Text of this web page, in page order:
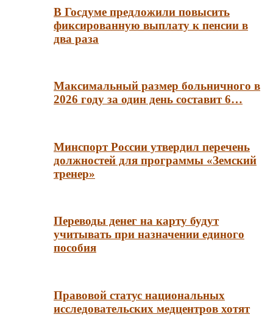
В Госдуме предложили повысить
фиксированную выплату к пенсии в
два раза
Максимальный размер больничного в
2026 году за один день составит 6…
Минспорт России утвердил перечень
должностей для программы «Земский
тренер»
Переводы денег на карту будут
учитывать при назначении единого
пособия
Правовой статус национальных
исследовательских медцентров хотят